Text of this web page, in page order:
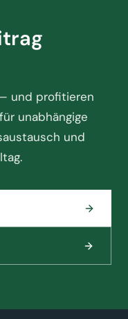
und profitieren
unabhängige
und